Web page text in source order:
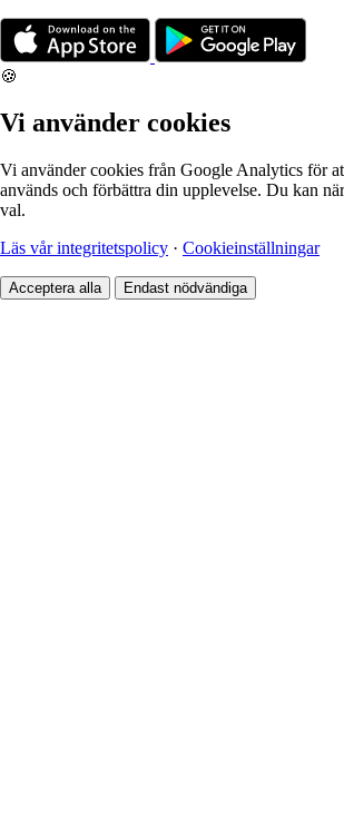
🍪
Vi använder cookies
Vi använder cookies från Google Analytics för
används och förbättra din upplevelse. Du kan
val.
Läs vår integritetspolicy · Cookieinställningar
Acceptera alla Endast nödvändiga